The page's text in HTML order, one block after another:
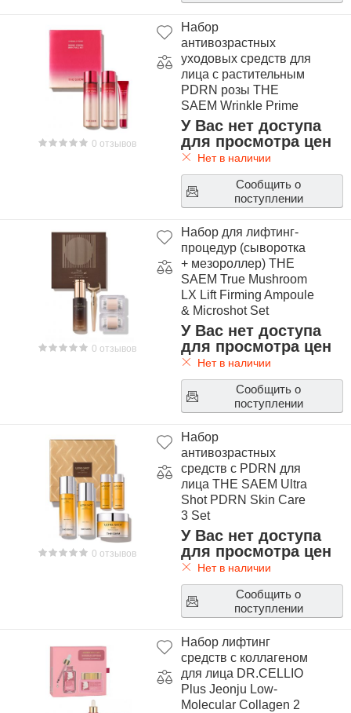
0 отзывов
Набор
антивозрастных
уходовых средств для
лица с растительным
PDRN розы THE
SAEM Wrinkle Prime
Rose PDRN Skin Care
2 Set
У Вас нет доступа
для просмотра цен
Нет в наличии
Сообщить о
поступлении
0 отзывов
Набор для лифтинг-
процедур (сыворотка
+ мезороллер) THE
SAEM True Mushroom
LX Lift Firming Ampoule
& Microshot Set
У Вас нет доступа
для просмотра цен
Нет в наличии
Сообщить о
поступлении
0 отзывов
Набор
антивозрастных
средств с PDRN для
лица THE SAEM Ultra
Shot PDRN Skin Care
3 Set
У Вас нет доступа
для просмотра цен
Нет в наличии
Сообщить о
поступлении
Набор лифтинг
средств с коллагеном
для лица DR.CELLIO
Plus Jeonju Low-
Molecular Collagen 2